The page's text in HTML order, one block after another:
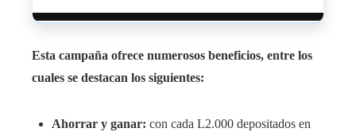
Esta campaña ofrece numerosos beneficios, entre los
cuales se destacan los siguientes:
Ahorrar y ganar: con cada L2.000 depositados en